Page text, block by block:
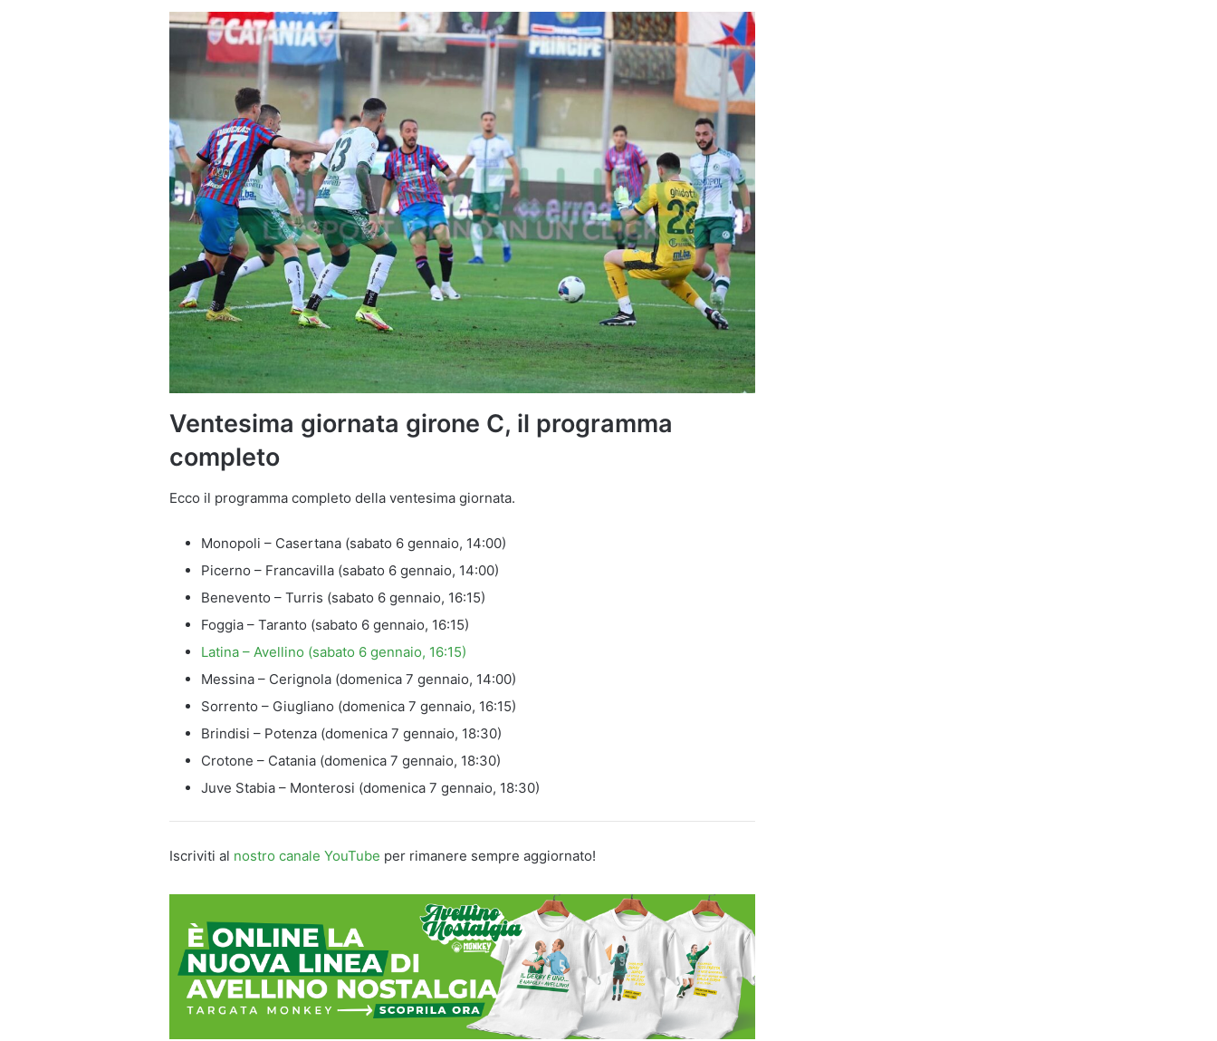
Ventesima giornata girone C, il programma
completo
Ecco il programma completo della ventesima giornata.
Monopoli – Casertana (sabato 6 gennaio, 14:00)
Picerno – Francavilla (sabato 6 gennaio, 14:00)
Benevento – Turris (sabato 6 gennaio, 16:15)
Foggia – Taranto (sabato 6 gennaio, 16:15)
Latina – Avellino (sabato 6 gennaio, 16:15)
Messina – Cerignola (domenica 7 gennaio, 14:00)
Sorrento – Giugliano (domenica 7 gennaio, 16:15)
Brindisi – Potenza (domenica 7 gennaio, 18:30)
Crotone – Catania (domenica 7 gennaio, 18:30)
Juve Stabia – Monterosi (domenica 7 gennaio, 18:30)
Iscriviti al nostro canale YouTube per rimanere sempre aggiornato!